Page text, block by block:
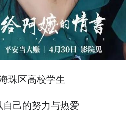
珠区高校学生
自己的努力与热爱